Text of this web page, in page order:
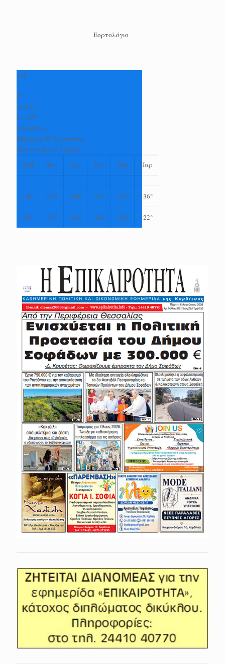
Εορτολόγιο
+35
°
C
H: +37°
L: +27°
Καρδίτσα
Κυριακή, 09 Αύγουστος
Πρόγνωση για 7 μέρες
Σαβ
Δευ Τρι Τετ Πεμ Παρ
+36° +38° +40° +41° +38° +36°
+25° +25° +24° +24° +24° +22°